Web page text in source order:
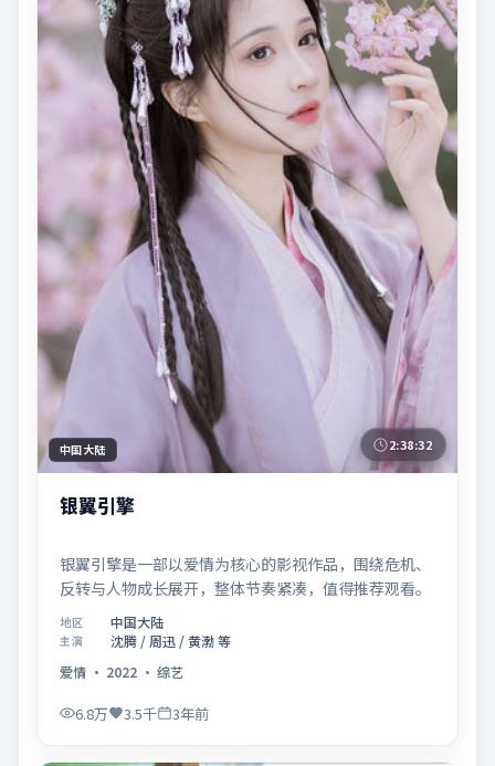
中国大陆 2:38:32
银翼引擎
银翼引擎是一部以爱情为核心的影视作品，围绕危机、
反转与人物成长展开，整体节奏紧凑，值得推荐观看。
地区 中国大陆
主演
沈腾 / 周迅 / 黄渤 等
爱情 · 2022 · 综艺
6.8万 3.5千 3年前